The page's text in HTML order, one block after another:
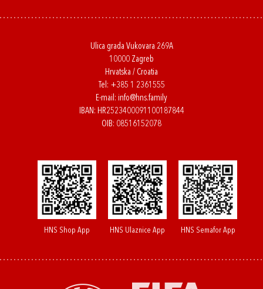
Ulica grada Vukovara 269A
10000 Zagreb
Hrvatska / Croatia
Tel: +385 1 2361555
E-mail: info@hns.family
IBAN: HR2523400091100187844
OIB: 08516152078
HNS Shop App HNS Ulaznice App HNS Semafor App